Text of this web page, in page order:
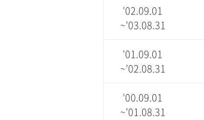
'02.09.01
~'03.08.31
'01.09.01
~'02.08.31
'00.09.01
~'01.08.31